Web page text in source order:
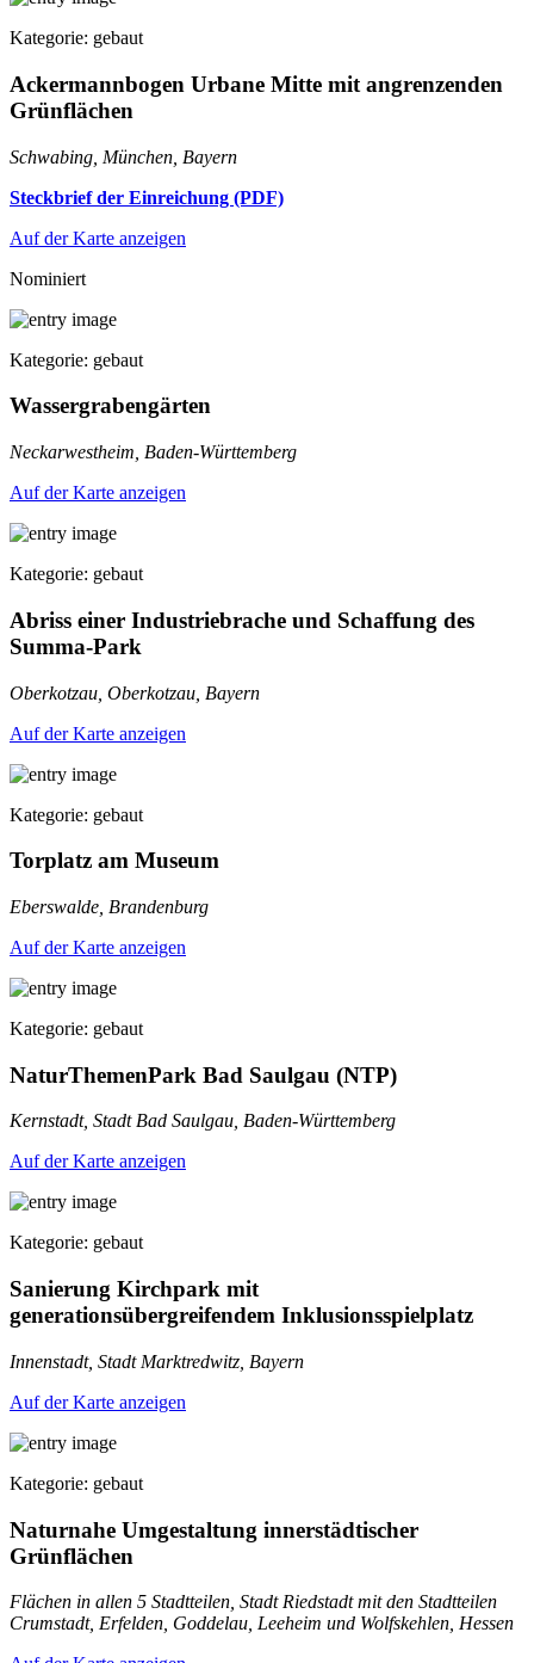
Kategorie: gebaut
Ackermannbogen Urbane Mitte mit angrenzenden
Grünflächen
Schwabing, München, Bayern
Steckbrief der Einreichung (PDF)
Auf der Karte anzeigen
Nominiert
Kategorie: gebaut
Wassergrabengärten
Neckarwestheim, Baden-Württemberg
Auf der Karte anzeigen
Kategorie: gebaut
Abriss einer Industriebrache und Schaffung des
Summa-Park
Oberkotzau, Oberkotzau, Bayern
Auf der Karte anzeigen
Kategorie: gebaut
Torplatz am Museum
Eberswalde, Brandenburg
Auf der Karte anzeigen
Kategorie: gebaut
NaturThemenPark Bad Saulgau (NTP)
Kernstadt, Stadt Bad Saulgau, Baden-Württemberg
Auf der Karte anzeigen
Kategorie: gebaut
Sanierung Kirchpark mit
generationsübergreifendem Inklusionsspielplatz
Innenstadt, Stadt Marktredwitz, Bayern
Auf der Karte anzeigen
Kategorie: gebaut
Naturnahe Umgestaltung innerstädtischer
Grünflächen
Flächen in allen 5 Stadtteilen, Stadt Riedstadt mit den Stadtteilen
Crumstadt, Erfelden, Goddelau, Leeheim und Wolfskehlen, Hessen